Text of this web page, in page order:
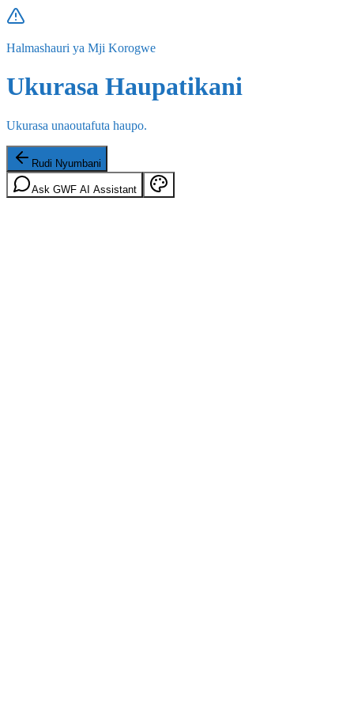
Halmashauri ya Mji Korogwe
Ukurasa Haupatikani
Ukurasa unaoutafuta haupo.
Rudi Nyumbani
Ask GWF AI Assistant